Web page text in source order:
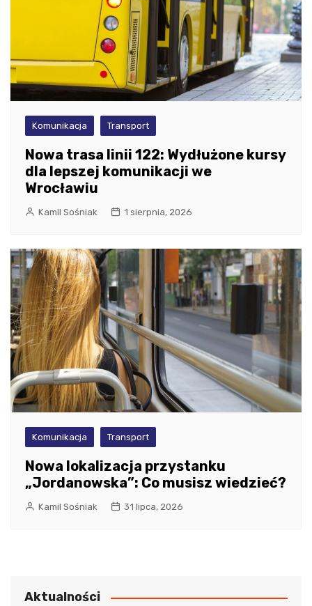
Komunikacja Transport
Nowa trasa linii 122: Wydłużone kursy
dla lepszej komunikacji we
Wrocławiu
Kamil Sośniak 1 sierpnia, 2026
Komunikacja Transport
Nowa lokalizacja przystanku
„Jordanowska”: Co musisz wiedzieć?
Kamil Sośniak 31 lipca, 2026
Aktualności